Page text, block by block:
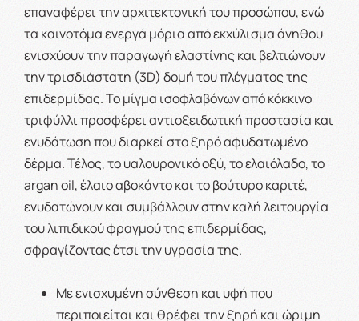
επαναφέρει την αρχιτεκτονική του προσώπου, ενώ
τα καινοτόμα ενεργά μόρια από εκχύλισμα άνηθου
ενισχύουν την παραγωγή ελαστίνης και βελτιώνουν
την τρισδιάστατη (3D) δομή του πλέγματος της
επιδερμίδας. Το μίγμα ισοφλαβόνων από κόκκινο
τριφύλλι προσφέρει αντιοξειδωτική προστασία και
ενυδάτωση που διαρκεί στο ξηρό αφυδατωμένο
δέρμα. Τέλος, το υαλουρονικό οξύ, το ελαιόλαδο, το
argan oil, έλαιο αβοκάντο και το βούτυρο καριτέ,
ενυδατώνουν και συμβάλλουν στην καλή λειτουργία
του λιπιδικού φραγμού της επιδερμίδας,
σφραγίζοντας έτσι την υγρασία της.
Με ενισχυμένη σύνθεση και υφή που
περιποιείται και θρέφει την ξηρή και ώριμη